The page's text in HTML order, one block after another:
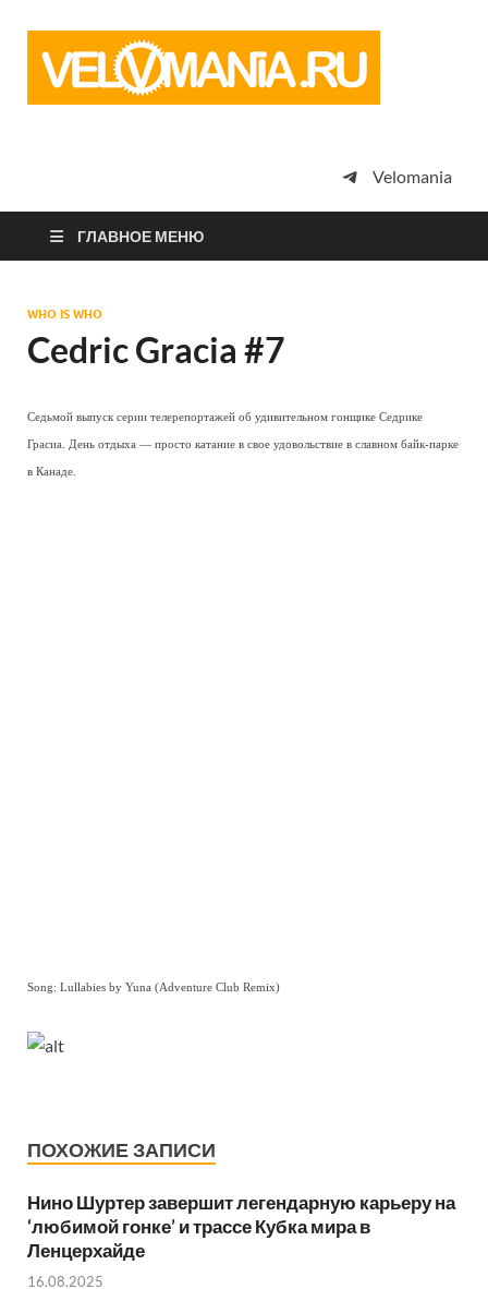
просто
Velomania
ГЛАВНОЕ МЕНЮ
WHO IS WHO
Cedric Gracia #7
Седьмой выпуск серии телерепортажей об удивительном гонщике Седрике
Грасиа. День отдыха — просто катание в свое удовольствие в славном байк-парке
в Канаде.
Song: Lullabies by Yuna (Adventure Club Remix)
ПОХОЖИЕ ЗАПИСИ
Нино Шуртер завершит легендарную карьеру на
‘любимой гонке’ и трассе Кубка мира в
Ленцерхайде
16.08.2025